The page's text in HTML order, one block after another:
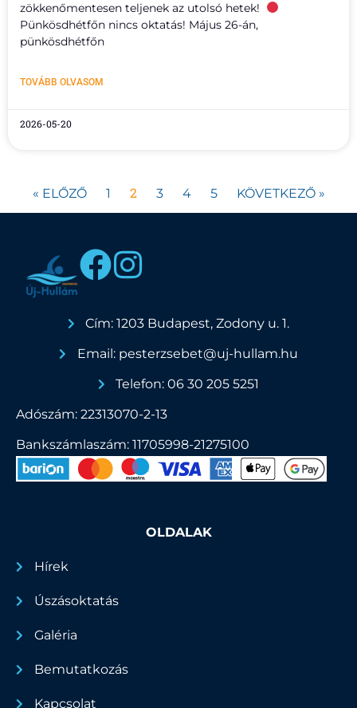
zökkenőmentesen teljenek az utolsó hetek!
Pünkösdhétfőn nincs oktatás! Május 26-án,
pünkösdhétfőn
TOVÁBB OLVASOM
2026-05-20
« ELŐZŐ 1 2 3 4 5 KÖVETKEZŐ »
Cím: 1203 Budapest, Zodony u. 1.
Email: pesterzsebet@uj-hullam.hu
Telefon: 06 30 205 5251
Adószám: 22313070-2-13
Bankszámlaszám: 11705998-21275100
OLDALAK
Hírek
Úszásoktatás
Galéria
Bemutatkozás
Kapcsolat